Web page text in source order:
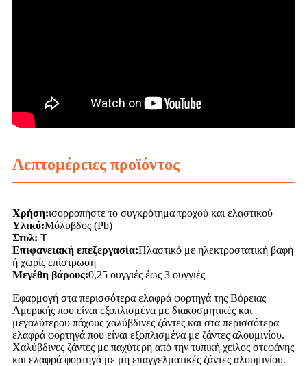
Λεπτομέρειες προϊόντος
Χρήση:ισορροπήστε το συγκρότημα τροχού και ελαστικού
Υλικό:Μόλυβδος (Pb)
Στυλ: T
Επιφανειακή επεξεργασία:Πλαστικό με ηλεκτροστατική βαφή
ή χωρίς επίστρωση
Μεγέθη βάρους:0,25 ουγγιές έως 3 ουγγιές
Εφαρμογή στα περισσότερα ελαφρά φορτηγά της Βόρειας
Αμερικής που είναι εξοπλισμένα με διακοσμητικές και
μεγαλύτερου πάχους χαλύβδινες ζάντες και στα περισσότερα
ελαφρά φορτηγά που είναι εξοπλισμένα με ζάντες αλουμινίου.
Χαλύβδινες ζάντες με παχύτερη από την τυπική χείλος στεφάνης
και ελαφρά φορτηγά με μη επαγγελματικές ζάντες αλουμινίου.